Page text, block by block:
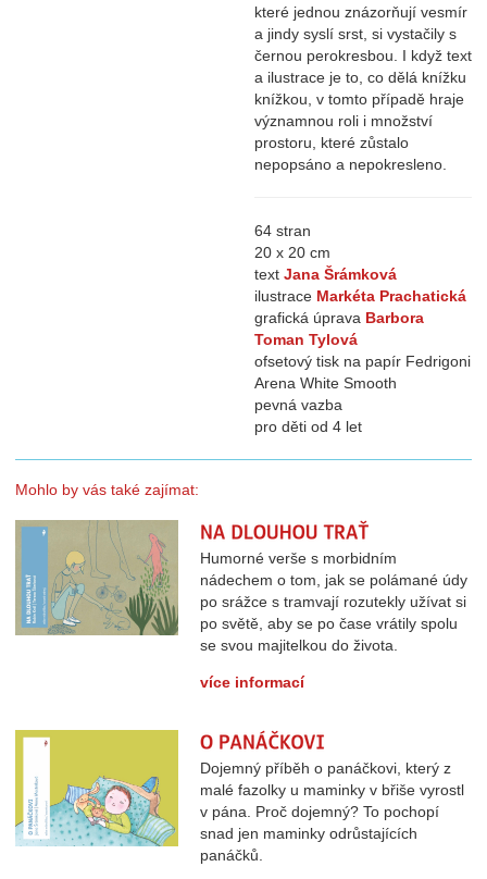
které jednou znázorňují vesmír
a jindy syslí srst, si vystačily s
černou perokresbou. I když text
a ilustrace je to, co dělá knížku
knížkou, v tomto případě hraje
významnou roli i množství
prostoru, které zůstalo
nepopsáno a nepokresleno.
64 stran
20 x 20 cm
text Jana Šrámková
ilustrace Markéta Prachatická
grafická úprava Barbora
Toman Tylová
ofsetový tisk na papír Fedrigoni
Arena White Smooth
pevná vazba
pro děti od 4 let
Mohlo by vás také zajímat:
Humorné verše s morbidním
nádechem o tom, jak se polámané údy
po srážce s tramvají rozutekly užívat si
po světě, aby se po čase vrátily spolu
se svou majitelkou do života.
více informací
Dojemný příběh o panáčkovi, který z
malé fazolky u maminky v břiše vyrostl
v pána. Proč dojemný? To pochopí
snad jen maminky odrůstajících
panáčků.